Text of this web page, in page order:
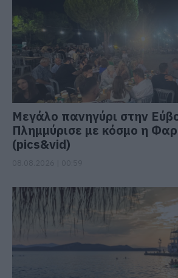
Μεγάλο πανηγύρι στην
Πλημμύρισε με κόσμο η
(pics&vid)